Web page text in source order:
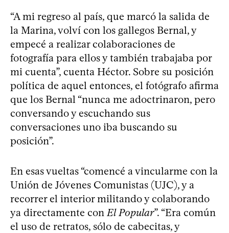
“A mi regreso al país, que marcó la salida de
la Marina, volví con los gallegos Bernal, y
empecé a realizar colaboraciones de
fotografía para ellos y también trabajaba por
mi cuenta”, cuenta Héctor. Sobre su posición
política de aquel entonces, el fotógrafo afirma
que los Bernal “nunca me adoctrinaron, pero
conversando y escuchando sus
conversaciones uno iba buscando su
posición”.
En esas vueltas “comencé a vincularme con la
Unión de Jóvenes Comunistas (UJC), y a
recorrer el interior militando y colaborando
ya directamente con El Popular”. “Era común
el uso de retratos, sólo de cabecitas, y